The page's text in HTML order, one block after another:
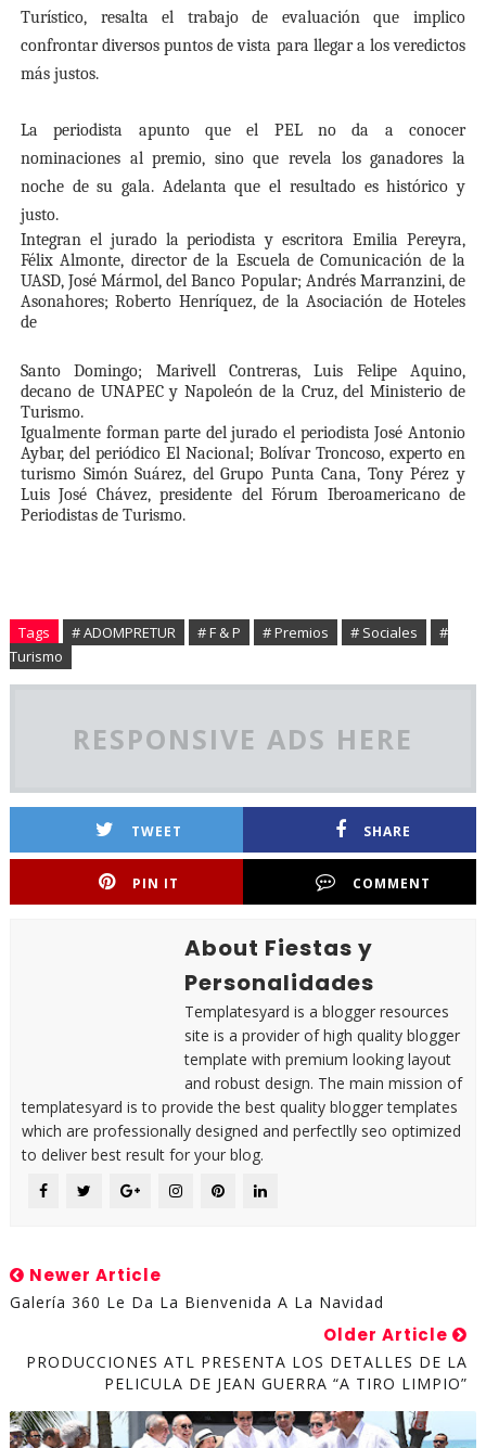
Turístico, resalta el trabajo de evaluación que implico
confrontar diversos puntos de vista para llegar a los veredictos
más justos.
La periodista apunto que el PEL no da a conocer
nominaciones al premio, sino que revela los ganadores la
noche de su gala. Adelanta que el resultado es histórico y
justo.
Integran el jurado la periodista y escritora Emilia Pereyra,
Félix Almonte, director de la Escuela de Comunicación de la
UASD, José Mármol, del Banco Popular; Andrés Marranzini, de
Asonahores; Roberto Henríquez, de la Asociación de Hoteles
de
Santo Domingo; Marivell Contreras, Luis Felipe Aquino,
decano de UNAPEC y Napoleón de la Cruz, del Ministerio de
Turismo.
Igualmente forman parte del jurado el periodista José Antonio
Aybar, del periódico El Nacional; Bolívar Troncoso, experto en
turismo Simón Suárez, del Grupo Punta Cana, Tony Pérez y
Luis José Chávez, presidente del Fórum Iberoamericano de
Periodistas de Turismo.
Tags # ADOMPRETUR # F & P # Premios # Sociales
#
Turismo
RESPONSIVE ADS HERE
TWEET SHARE
PIN IT COMMENT
About Fiestas y
Personalidades
Templatesyard is a blogger resources
site is a provider of high quality blogger
template with premium looking layout
and robust design. The main mission of
templatesyard is to provide the best quality blogger templates
which are professionally designed and perfectlly seo optimized
to deliver best result for your blog.
Newer Article
Galería 360 Le Da La Bienvenida A La Navidad
Older Article
PRODUCCIONES ATL PRESENTA LOS DETALLES DE LA
PELICULA DE JEAN GUERRA “A TIRO LIMPIO”